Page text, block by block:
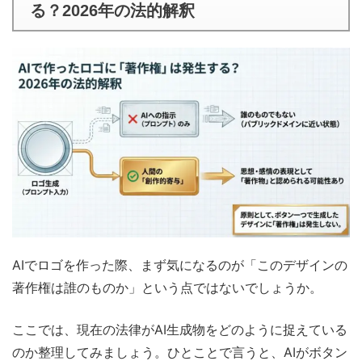
る？2026年の法的解釈
AIでロゴを作った際、まず気になるのが「このデザインの
著作権は誰のものか」という点ではないでしょうか。
ここでは、現在の法律がAI生成物をどのように捉えている
のか整理してみましょう。ひとことで言うと、AIがボタン